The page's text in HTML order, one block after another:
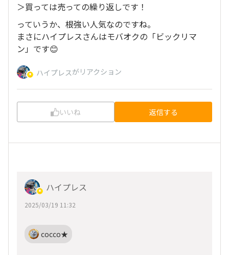
＞買っては売っての繰り返しです！
っていうか、根強い人気なのですね。
まさにハイプレスさんはモバオクの「ビックリマ
ン」です😊
ハイプレスがリアクション
いいね 返信する
ハイプレス
2025/03/19 11:32
cocco★